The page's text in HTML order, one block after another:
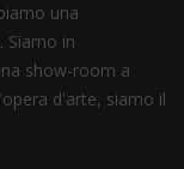
una
Siamo in
show-room a
d'arte, siamo il